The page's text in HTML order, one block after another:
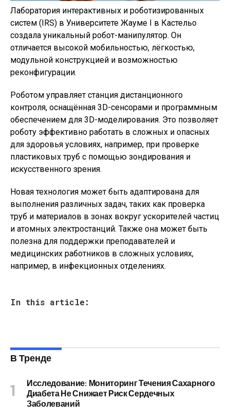
Лаборатория интерактивных и роботизированных
систем (IRS) в Университете Жауме I в Кастельо
создала уникальный робот-манипулятор. Он
отличается высокой мобильностью, лёгкостью,
модульной конструкцией и возможностью
реконфигурации.
Роботом управляет станция дистанционного
контроля, оснащённая 3D-сенсорами и программным
обеспечением для 3D-моделирования. Это позволяет
роботу эффективно работать в сложных и опасных
для здоровья условиях, например, при проверке
пластиковых труб с помощью зондирования и
искусственного зрения.
Новая технология может быть адаптирована для
выполнения различных задач, таких как проверка
труб и материалов в зонах вокруг ускорителей частиц
и атомных электростанций. Также она может быть
полезна для поддержки преподавателей и
медицинских работников в сложных условиях,
например, в инфекционных отделениях.
In this article:
В Тренде
Исследование: Мониторинг Течения Сахарного
Диабета Не Снижает Риск Сердечных
Заболеваний